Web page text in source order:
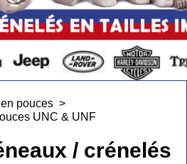
pouces >
UNC & UNF
/ crénelés